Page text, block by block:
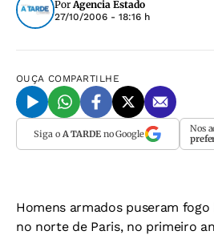
PorAgencia Estado
27/10/2006 - 18:16 h
OUÇA COMPARTILHE
Siga o A TARDEno Google Nos
Homens armados puseram
no norte de Paris, no primeiro